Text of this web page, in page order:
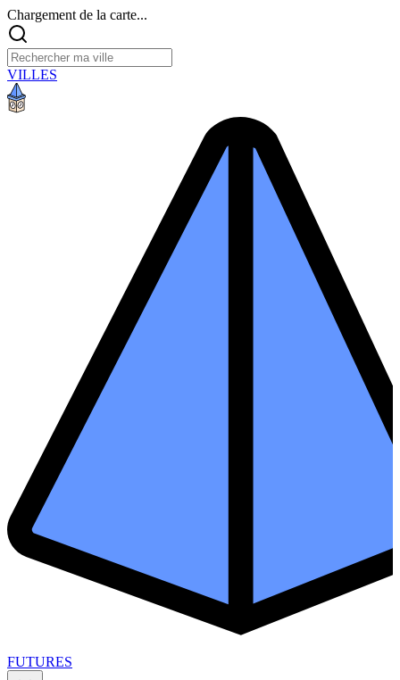
Chargement de la carte...
VILLES
FUTURES